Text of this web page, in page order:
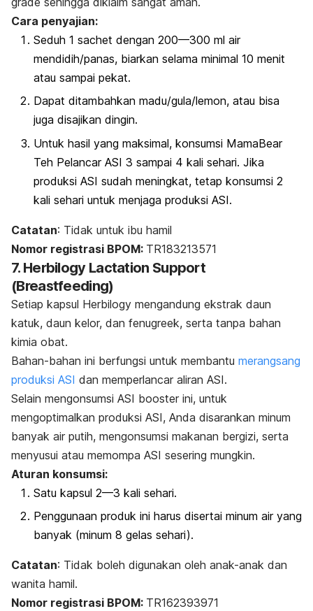
Cara penyajian:
Seduh 1 sachet dengan 200—300 ml air
mendidih/panas, biarkan selama minimal 10 menit
atau sampai pekat.
Dapat ditambahkan madu/gula/lemon, atau bisa
juga disajikan dingin.
Untuk hasil yang maksimal, konsumsi MamaBear
Teh Pelancar ASI 3 sampai 4 kali sehari. Jika
produksi ASI sudah meningkat, tetap konsumsi 2
kali sehari untuk menjaga produksi ASI.
Catatan: Tidak untuk ibu hamil
Nomor registrasi BPOM: TR183213571
7. Herbilogy Lactation Support
(Breastfeeding)
Setiap kapsul Herbilogy mengandung ekstrak daun
katuk, daun kelor, dan fenugreek, serta tanpa bahan
kimia obat.
Bahan-bahan ini berfungsi untuk membantu merangsang
produksi ASI dan memperlancar aliran ASI.
Selain mengonsumsi ASI booster ini, untuk
mengoptimalkan produksi ASI, Anda disarankan minum
banyak air putih, mengonsumsi makanan bergizi, serta
menyusui atau memompa ASI sesering mungkin.
Aturan konsumsi:
Satu kapsul 2—3 kali sehari.
Penggunaan produk ini harus disertai minum air yang
banyak (minum 8 gelas sehari).
Catatan: Tidak boleh digunakan oleh anak-anak dan
wanita hamil.
Nomor registrasi BPOM: TR162393971